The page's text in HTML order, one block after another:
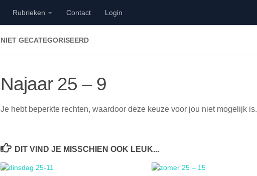
Rubrieken Contact Login
NIET GECATEGORISEERD
Najaar 25 – 9
Je hebt beperkte rechten, waardoor deze keuze voor jou niet mogelijk is.
DIT VIND JE MISSCHIEN OOK LEUK...